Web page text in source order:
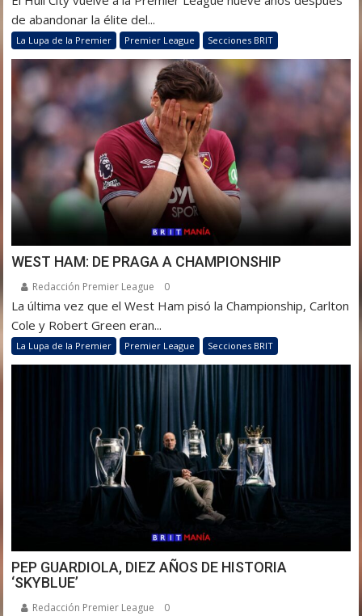
de abandonar la élite del...
La Lupa de la Premier Premier League Secciones BRIT
WEST HAM: DE PRAGA A CHAMPIONSHIP
Redacción Premier League 0
La última vez que el West Ham pisó la Championship, Carlton
Cole y Robert Green eran...
La Lupa de la Premier Premier League Secciones BRIT
PEP GUARDIOLA, DIEZ AÑOS DE HISTORIA
‘SKYBLUE’
Redacción Premier League 0